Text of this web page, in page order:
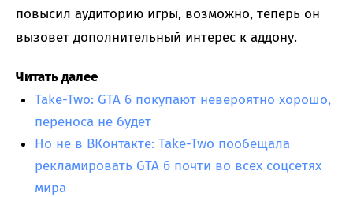
повысил аудиторию игры, возможно, теперь он
вызовет дополнительный интерес к аддону.
Читать далее
Take-Two: GTA 6 покупают невероятно хорошо,
переноса не будет
Но не в ВКонтакте: Take-Two пообещала
рекламировать GTA 6 почти во всех соцсетях
мира